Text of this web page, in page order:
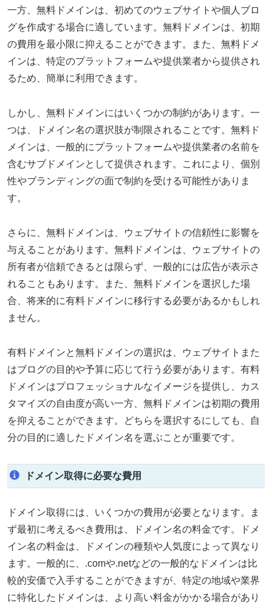
一方、無料ドメインは、初めてのウェブサイトや個人ブロ
グを作成する場合に適しています。無料ドメインは、初期
の費用を最小限に抑えることができます。また、無料ドメ
インは、特定のプラットフォームや提供業者から提供され
るため、簡単に利用できます。
しかし、無料ドメインにはいくつかの制約があります。一
つは、ドメイン名の選択肢が制限されることです。無料ド
メインは、一般的にプラットフォームや提供業者の名前を
含むサブドメインとして提供されます。これにより、個別
性やブランディングの面で制約を受ける可能性がありま
す。
さらに、無料ドメインは、ウェブサイトの信頼性に影響を
与えることがあります。無料ドメインは、ウェブサイトの
所有者が信頼できるとは限らず、一般的には広告が表示さ
れることもあります。また、無料ドメインを選択した場
合、将来的に有料ドメインに移行する必要があるかもしれ
ません。
有料ドメインと無料ドメインの選択は、ウェブサイトまた
はブログの目的や予算に応じて行う必要があります。有料
ドメインはプロフェッショナルなイメージを提供し、カス
タマイズの自由度が高い一方、無料ドメインは初期の費用
を抑えることができます。どちらを選択するにしても、自
分の目的に適したドメイン名を選ぶことが重要です。
ドメイン取得に必要な費用
ドメイン取得には、いくつかの費用が必要となります。ま
ず最初に考えるべき費用は、ドメイン名の料金です。ドメ
イン名の料金は、ドメインの種類や人気度によって異なり
ます。一般的に、.comや.netなどの一般的なドメインは比
較的安価で入手することができますが、特定の地域や業界
に特化したドメインは、より高い料金がかかる場合があり